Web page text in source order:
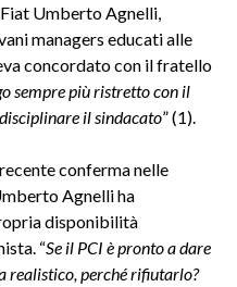
Umberto Agnelli,
managers educati alle
concordato con il fratello
sempre più ristretto con il
il sindacato” (1).
conferma nelle
Agnelli ha
disponibilità
“Se il PCI è pronto a dare
realistico, perché rifiutarlo?